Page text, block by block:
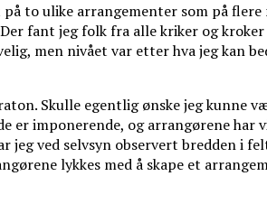
to ulike arrangementer som på
fant jeg folk fra alle kriker og
men nivået var etter hva jeg kan
Skulle egentlig ønske jeg kunne
imponerende, og arrangørene
ved selvsyn observert bredden i
lykkes med å skape et